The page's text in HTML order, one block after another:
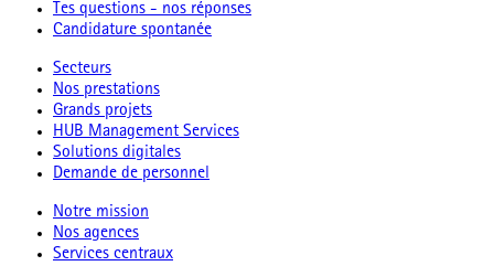
Tes questions - nos réponses
Candidature spontanée
Secteurs
Nos prestations
Grands projets
HUB Management Services
Solutions digitales
Demande de personnel
Notre mission
Nos agences
Services centraux